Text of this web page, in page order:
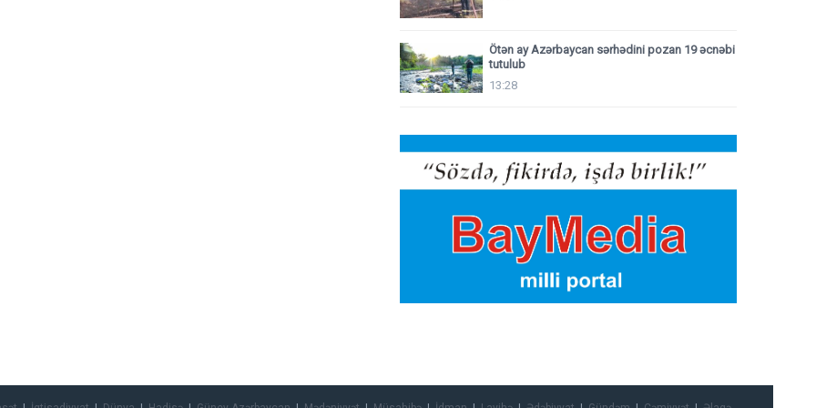
Ötən ay Azərbaycan sərhədini pozan 19 əcnəbi
tutulub
13:28